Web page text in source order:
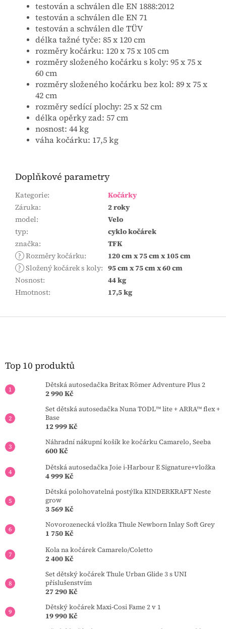
testován a schválen dle EN 1888:2012
testován a schválen dle EN 71
testován a schválen dle TÜV
délka tažné tyče: 85 x 120 cm
rozměry kočárku: 120 x 75 x 105 cm
rozměry složeného kočárku s koly: 95 x 75 x
60 cm
rozměry složeného kočárku bez kol: 89 x 75 x
42 cm
rozměry sedící plochy: 25 x 52 cm
délka opěrky zad: 57 cm
nosnost: 44 kg
váha kočárku: 17,5 kg
Doplňkové parametry
Kategorie:
Kočárky
Záruka:
2 roky
model:
Velo
typ:
cyklo kočárek
značka:
TFK
? Rozměry kočárku:
120 cm x 75 cm x 105 cm
? Složený kočárek s koly: 95 cm x 75 cm x 60 cm
Nosnost:
44 kg
Hmotnost: 17,5 kg
Z
Top 10 produktů
Dětská autosedačka Britax Römer Adventure Plus 2
2 990 Kč
Set dětská autosedačka Nuna TODL™ lite + ARRA™ flex +
Base
12 999 Kč
Náhradní nákupní košík ke kočárku Camarelo, Seeba
600 Kč
Dětská autosedačka Joie i-Harbour E Signature+vložka
4 999 Kč
Dětská polohovatelná postýlka KINDERKRAFT Neste
grow
3 569 Kč
Novorozenecká vložka Thule Newborn Inlay Soft Grey
1 750 Kč
Kola na kočárek Camarelo/Coletto
2 400 Kč
Set dětský kočárek Thule Urban Glide 3 s UNI
příslušenstvím
27 290 Kč
Dětský kočárek Maxi-Cosi Fame 2 v 1
19 990 Kč